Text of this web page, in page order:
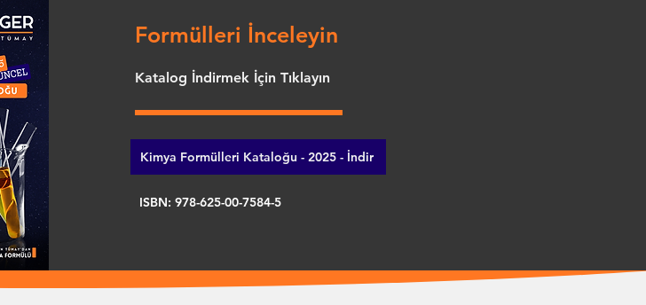
Formülleri İnceleyin
Katalog İndirmek İçin Tıklayın
Kimya Formülleri Kataloğu - 2025 - İndir
ISBN: 978-625-00-7584-5